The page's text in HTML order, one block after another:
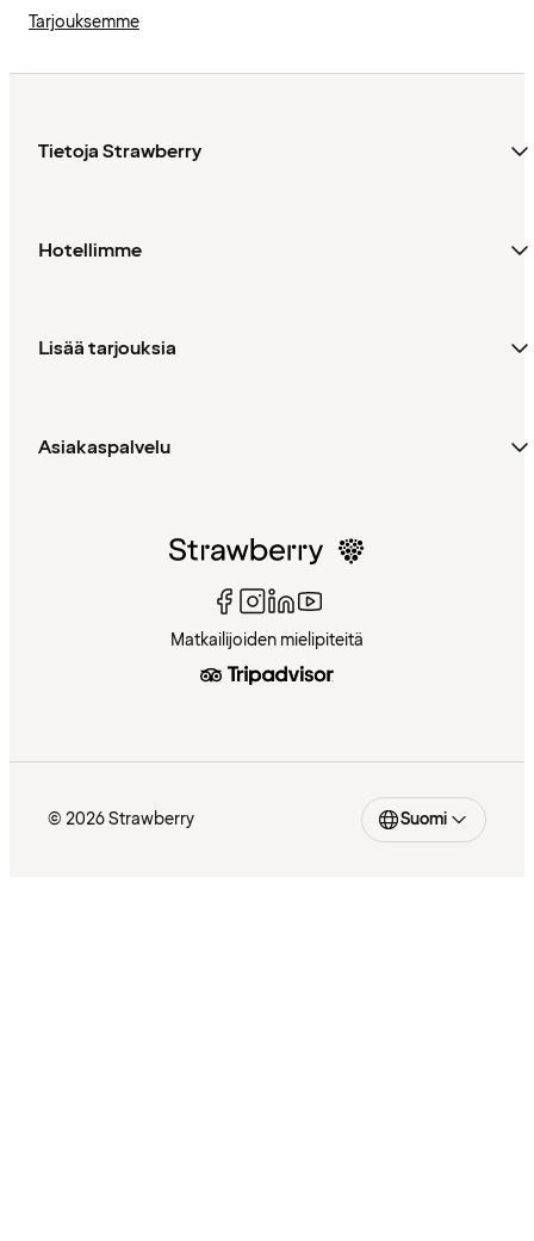
Tarjouksemme
Tietoja Strawberry
Hotellimme
Lisää tarjouksia
Asiakaspalvelu
Matkailijoiden mielipiteitä
© 2026 Strawberry Suomi